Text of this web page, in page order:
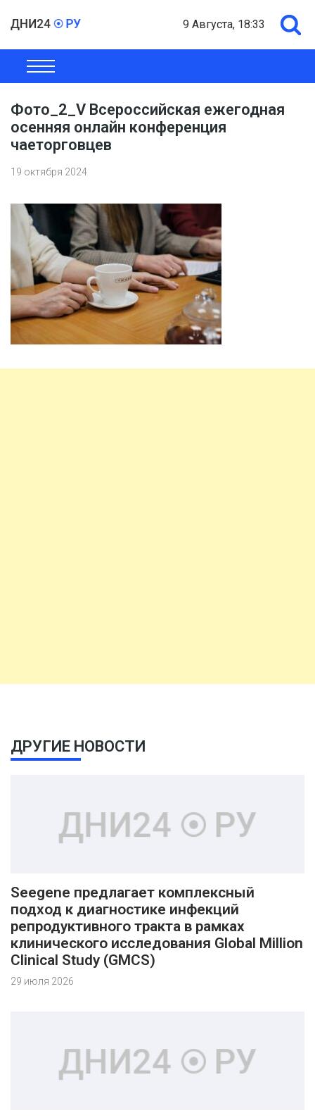
9 Августа, 18:33
ОБЩЕСТВО
Фото_2_V Всероссийская ежегодная
осенняя онлайн конференция
чаеторговцев
19 октября 2024
ДРУГИЕ НОВОСТИ
Seegene предлагает комплексный
подход к диагностике инфекций
репродуктивного тракта в рамках
клинического исследования Global Million
Clinical Study (GMCS)
29 июля 2026